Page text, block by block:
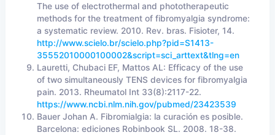
The use of electrothermal and phototherapeutic
methods for the treatment of fibromyalgia syndrome:
a systematic review. 2010. Rev. bras. Fisioter, 14.
http://www.scielo.br/scielo.php?pid=S1413-
35552010000100002&script=sci_arttext&tlng=en
Lauretti, Chubaci EF, Mattos AL: Efficacy of the use
of two simultaneously TENS devices for fibromyalgia
pain. 2013. Rheumatol Int 33(8):2117-22.
https://www.ncbi.nlm.nih.gov/pubmed/23423539
Bauer Johan A. Fibromialgia: la curación es posible.
Barcelona: ediciones Robinbook SL. 2008. 18-38.